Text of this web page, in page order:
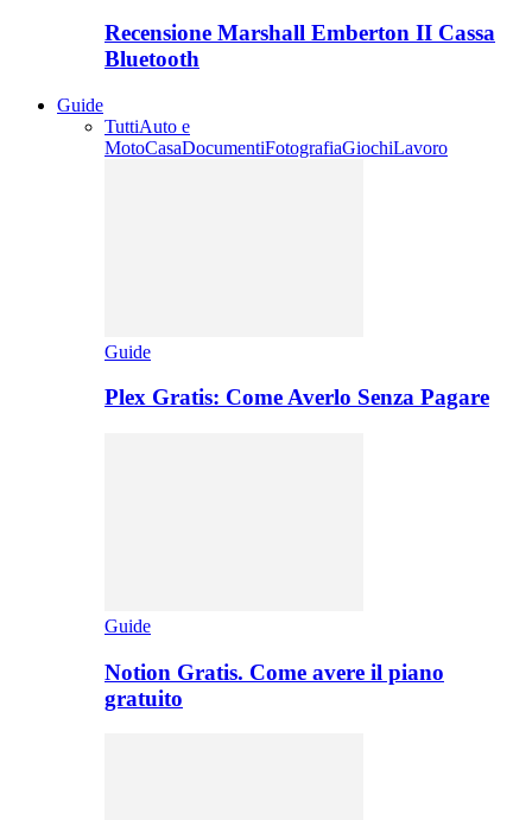
Recensione Marshall Emberton II Cassa
Bluetooth
Guide
TuttiAuto e
MotoCasaDocumentiFotografiaGiochiLavoro
Guide
Plex Gratis: Come Averlo Senza Pagare
Guide
Notion Gratis. Come avere il piano
gratuito